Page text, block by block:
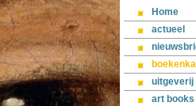
Home
actueel
uitgeverij
art books